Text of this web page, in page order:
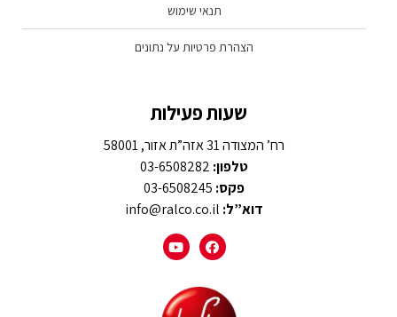
תנאי שימוש
הצהרת פרטיות על נתונים
שעות פעילות
רח’ המצודה 31 אזה”ת אזור, 58001
טלפון:
פקס:
דוא”ל: